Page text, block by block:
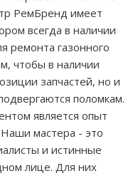
РемБренд имеет
всегда в наличии
ремонта газонного
чтобы в наличии
запчастей, но и
поломкам.
является опыт
Наши мастера - это
и истинные
лице. Для них